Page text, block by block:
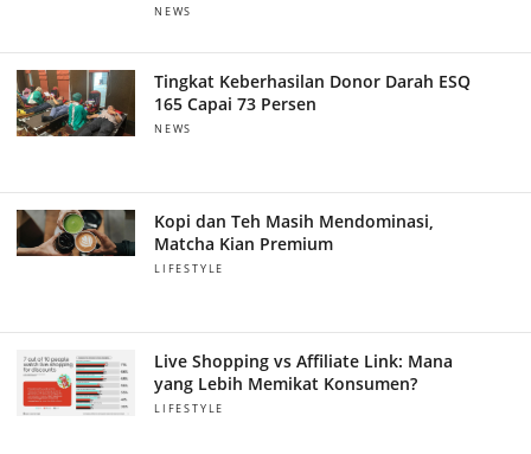
NEWS
Tingkat Keberhasilan Donor Darah ESQ
165 Capai 73 Persen
NEWS
Kopi dan Teh Masih Mendominasi,
Matcha Kian Premium
LIFESTYLE
Live Shopping vs Affiliate Link: Mana
yang Lebih Memikat Konsumen?
LIFESTYLE